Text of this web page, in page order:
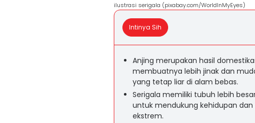
ilustrasi serigala (pixabay.com/WorldInMyEyes)
Intinya Sih
Anjing merupakan hasil
membuatnya lebih jinak dan
yang tetap liar di alam bebas.
Serigala memiliki tubuh lebih
untuk mendukung kehidupan
ekstrem.